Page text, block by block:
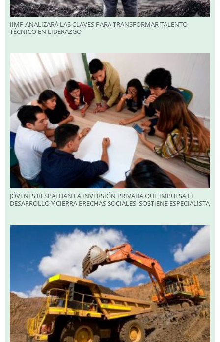
IIMP ANALIZARÁ LAS CLAVES PARA TRANSFORMAR TALENTO
TÉCNICO EN LIDERAZGO
JÓVENES RESPALDAN LA INVERSIÓN PRIVADA QUE IMPULSA EL
DESARROLLO Y CIERRA BRECHAS SOCIALES, SOSTIENE ESPECIALISTA